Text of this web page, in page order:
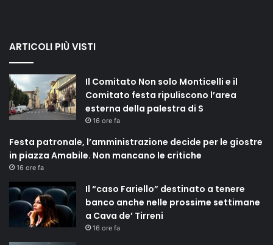
ARTICOLI PIÙ VISTI
Il Comitato Non solo Monticelli e il
Comitato festa ripuliscono l’area
esterna della palestra di S
16 ore fa
Festa patronale, l’amministrazione decide per le giostre
in piazza Amabile. Non mancano le critiche
16 ore fa
Il “caso Fariello” destinato a tenere
banco anche nelle prossime settimane
a Cava de’ Tirreni
16 ore fa